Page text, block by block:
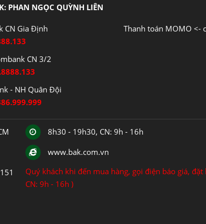
PHAN NGỌC QUỲNH LIÊN
CN Gia Định
CN 3/2
- NH Quân Đội
Thanh toán MOMO <-
8h30 - 19h30, CN: 9h - 16h
www.bak.com.vn
Quý khách khi đến mua hàng, gọi điện báo giá,
CN: 9h - 16h )